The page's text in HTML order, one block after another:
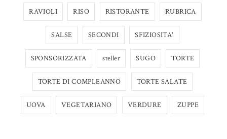
RAVIOLI RISO RISTORANTE RUBRICA
SALSE SECONDI SFIZIOSITA'
SPONSORIZZATA steller SUGO TORTE
TORTE DI COMPLEANNO TORTE SALATE
UOVA VEGETARIANO VERDURE ZUPPE